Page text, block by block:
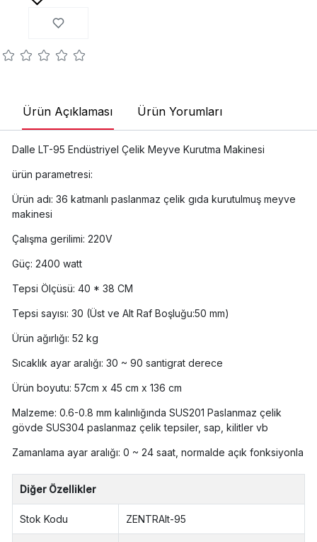
Ürün Açıklaması Ürün Yorumları
Dalle LT-95 Endüstriyel Çelik Meyve Kurutma Makinesi
ürün parametresi:
Ürün adı: 36 katmanlı paslanmaz çelik gıda kurutulmuş meyve
makinesi
Çalışma gerilimi: 220V
Güç: 2400 watt
Tepsi Ölçüsü: 40 * 38 CM
Tepsi sayısı: 30 (Üst ve Alt Raf Boşluğu:50 mm)
Ürün ağırlığı: 52 kg
Sıcaklık ayar aralığı: 30 ~ 90 santigrat derece
Ürün boyutu: 57cm x 45 cm x 136 cm
Malzeme: 0.6-0.8 mm kalınlığında SUS201 Paslanmaz çelik
gövde SUS304 paslanmaz çelik tepsiler, sap, kilitler vb
Zamanlama ayar aralığı: 0 ~ 24 saat, normalde açık fonksiyonla
Diğer Özellikler
Stok Kodu ZENTRAlt-95